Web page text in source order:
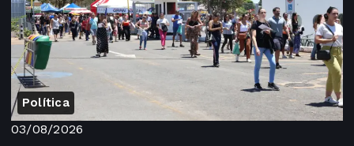
Política
03/08/2026